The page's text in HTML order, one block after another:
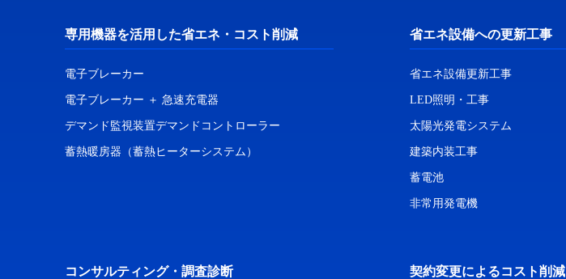
専用機器を活用した省エネ・コスト削減
電子ブレーカー
電子ブレーカー ＋ 急速充電器
デマンド監視装置デマンドコントローラー
蓄熱暖房器（蓄熱ヒーターシステム）
省エネ設備への更新工事
省エネ設備更新工事
LED照明・工事
太陽光発電システム
建築内装工事
蓄電池
非常用発電機
コンサルティング・調査診断 契約変更によるコスト削減